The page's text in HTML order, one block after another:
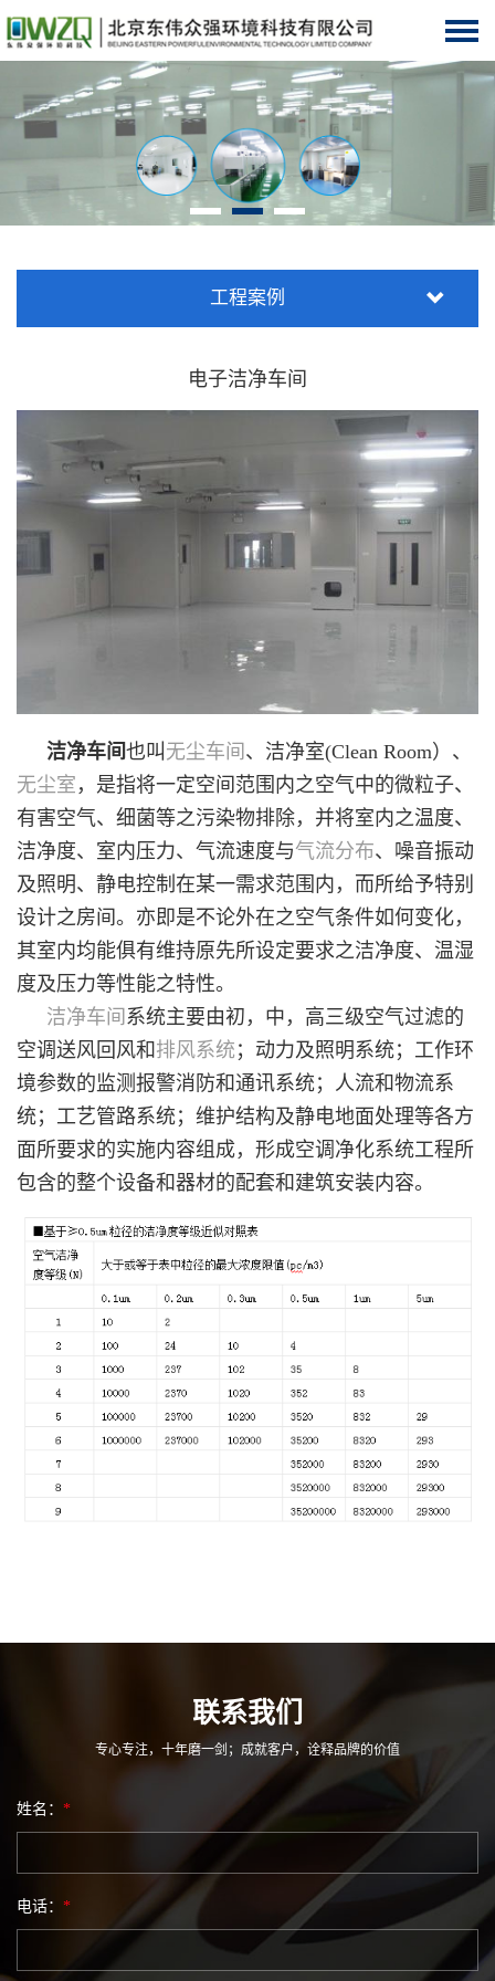
工程案例
电子洁净车间
洁净车间也叫 无尘车间 、洁净室(Clean Room）、
无尘室 ，是指将一定空间范围内之空气中的微粒子、
有害空气、细菌等之污染物排除，并将室内之温度、
洁净度、室内压力、气流速度与气流分布、噪音振动
及照明、静电控制在某一需求范围内，而所给予特别
设计之房间。亦即是不论外在之空气条件如何变化，
其室内均能俱有维持原先所设定要求之洁净度、温湿
度及压力等性能之特性。
洁净车间 系统主要由初，中，高三级空气过滤的
空调送风回风和 排风系统 ；动力及照明系统；工作环
境参数的监测报警消防和通讯系统；人流和物流系
统；工艺管路系统；维护结构及静电地面处理等各方
面所要求的实施内容组成，形成空调净化系统工程所
包含的整个设备和器材的配套和建筑安装内容。
联系我们
专心专注，十年磨一剑；成就客户，诠释品牌的价值
姓名： *
电话： *